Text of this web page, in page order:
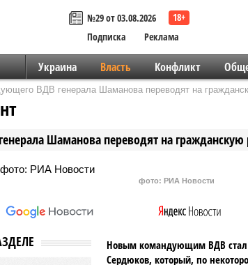
№29 от 03.08.2026
Подписка
Реклама
Украина Власть Конфликт
ВДВ генерала Шаманова переводят на
Шаманова переводят на гражданскую
фото: РИА Новости
Новым командующим ВДВ стал
Сердюков, который, по